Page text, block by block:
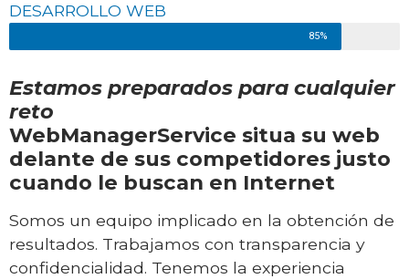
DESARROLLO WEB
85%
Estamos preparados para cualquier
reto
WebManagerService situa su web
delante de sus competidores justo
cuando le buscan en Internet
Somos un equipo implicado en la obtención de
resultados. Trabajamos con transparencia y
confidencialidad. Tenemos la experiencia